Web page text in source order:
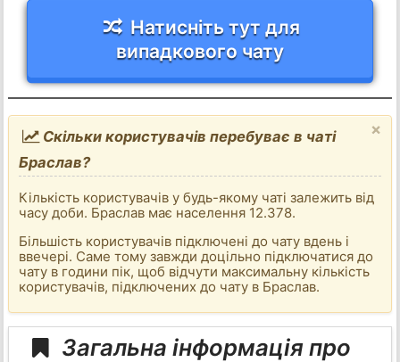
Натисніть тут для
випадкового чату
×
Скільки користувачів перебуває в чаті
Браслав?
Кількість користувачів у будь-якому чаті залежить від
часу доби. Браслав має населення 12.378.
Більшість користувачів підключені до чату вдень і
ввечері. Саме тому завжди доцільно підключатися до
чату в години пік, щоб відчути максимальну кількість
користувачів, підключених до чату в Браслав.
Загальна інформація про